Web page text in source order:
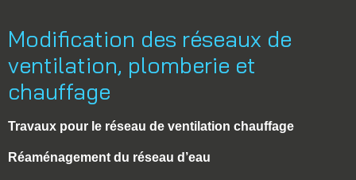
Modification des réseaux de
ventilation, plomberie et
chauffage
Travaux pour le réseau de ventilation chauffage
Réaménagement du réseau d’eau